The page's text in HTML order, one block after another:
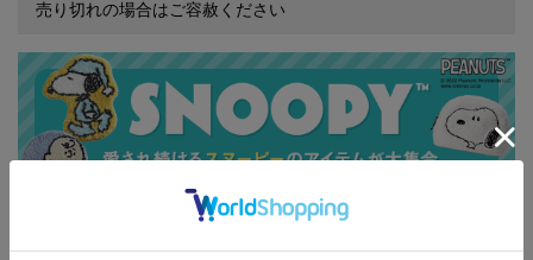
売り切れの場合はご容赦ください